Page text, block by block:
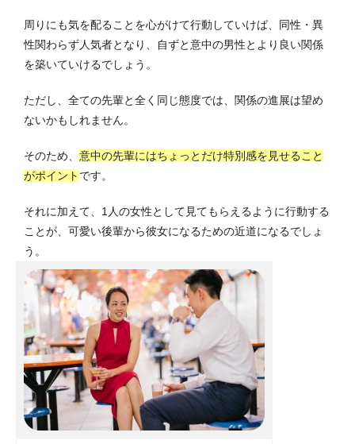
周りにも気を配ることを心がけて行動していけば、同性・異
性関わらず人気者となり、自ずと意中の男性とより良い関係
を築いていけるでしょう。
ただし、全ての先輩と全く同じ態度では、関係の進展は望め
ないかもしれません。
そのため、 意中の先輩にはちょっとだけ特別感を見せること
がポイント です。
それに加えて、1人の女性として見てもらえるように行動する
ことが、可愛い後輩から彼女になるための近道になるでしょ
う。